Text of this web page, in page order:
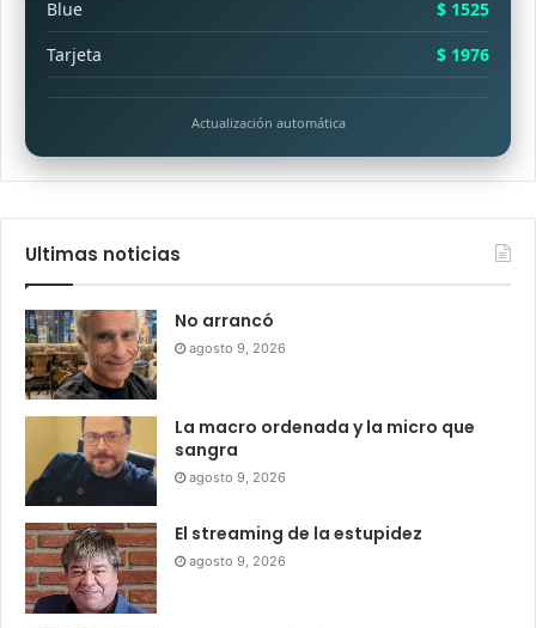
Blue
$ 1525
Tarjeta
$ 1976
Actualización automática
Ultimas noticias
No arrancó
agosto 9, 2026
La macro ordenada y la micro que
sangra
agosto 9, 2026
El streaming de la estupidez
agosto 9, 2026